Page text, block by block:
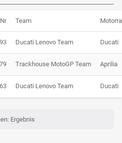
Nr Team
93 Ducati Lenovo Team Ducati
79 Trackhouse MotoGP Team Aprilia
63 Ducati Lenovo Team Ducati
Ergebnis